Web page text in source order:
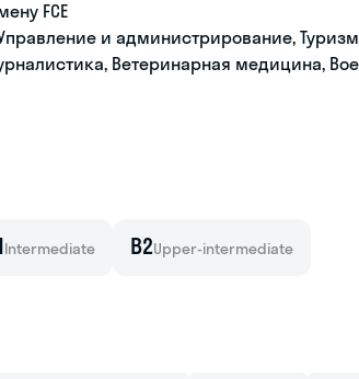
FCE
и администрирование,
Ветеринарная медицина,
Intermediate B2Upper-intermediate